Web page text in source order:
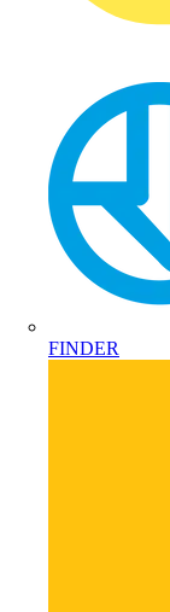
FINDER